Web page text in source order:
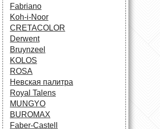
Fabriano
Koh-i-Noor
CRETACOLOR
Derwent
Bruynzeel
KOLOS
ROSA
Невская палитра
Royal Talens
MUNGYO
BUROMAX
Faber-Castell